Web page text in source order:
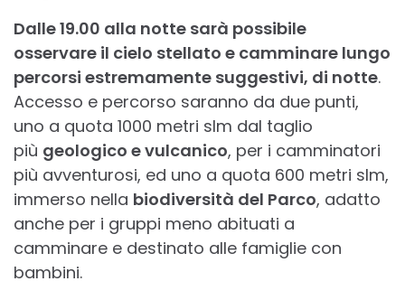
Dalle 19.00 alla notte sarà possibile
osservare il cielo stellato e camminare lungo
percorsi estremamente suggestivi, di notte.
Accesso e percorso saranno da due punti,
uno a quota 1000 metri slm dal taglio
più geologico e vulcanico, per i camminatori
più avventurosi, ed uno a quota 600 metri slm,
immerso nella biodiversità del Parco, adatto
anche per i gruppi meno abituati a
camminare e destinato alle famiglie con
bambini.